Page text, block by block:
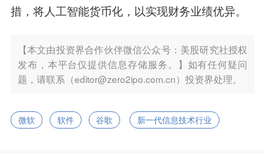
措，将人工智能货币化，以实现财务业绩优异。
【本文由投资界合作伙伴微信公众号：美股研究社授权
发布，本平台仅提供信息存储服务。】如有任何疑问
题，请联系（editor@zero2ipo.com.cn）投资界处理。
微软 软件 谷歌 新一代信息技术行业